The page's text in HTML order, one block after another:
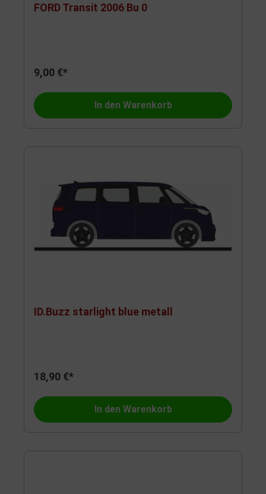
FORD Transit 2006 Bu 0
9,00 €*
In den Warenkorb
ID.Buzz starlight blue metall
18,90 €*
In den Warenkorb